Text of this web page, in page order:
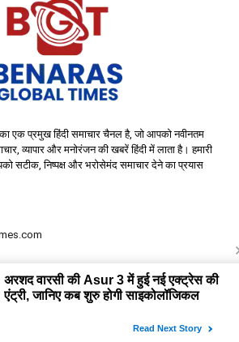
एक प्रमुख हिंदी समाचार चैनल है, जो आपको नवीनतम
व्यापार और मनोरंजन की खबरें हिंदी में लाता है। हमारी
सटीक, निष्पक्ष और भरोसेमंद समाचार देने का प्रयास
Benaras Global Times | All Rights Reserved.